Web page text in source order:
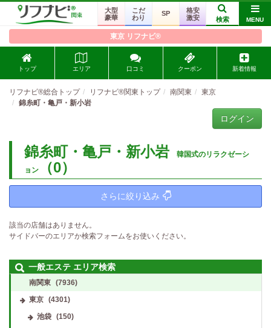
大型
豪華
こだ
わり
SP
格安
激安
検索 MENU
東京 リフナビ®
トップ エリア 口コミ クーポン 新着情報
リフナビ®総合トップ リフナビ®関東トップ 南関東
東京
錦糸町・亀戸・新小岩
ログイン
錦糸町・亀戸・新小岩
韓国式のリラクゼーシ
ョン
（0）
さらに絞り込み
該当の店舗はありません。
サイドバーのエリアか検索フォームをお使いください。
一般エステ エリア検索
南関東 (7936)
東京 (4301)
池袋
(150)